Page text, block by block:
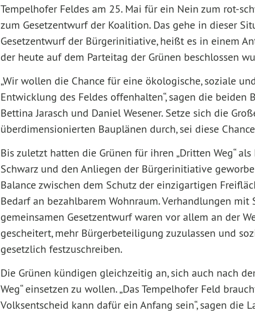
Tempelhofer Feldes am 25. Mai für ein Nein zum rot-
zum Gesetzentwurf der Koalition. Das gehe in dieser
Gesetzentwurf der Bürgerinitiative, heißt es in einem
der heute auf dem Parteitag der Grünen beschlossen
„Wir wollen die Chance für eine ökologische, soziale
Entwicklung des Feldes offenhalten“, sagen die beiden
Bettina Jarasch und Daniel Wesener. Setze sich die
überdimensionierten Bauplänen durch, sei diese
Bis zuletzt hatten die Grünen für ihren „Dritten Weg“
Schwarz und den Anliegen der Bürgerinitiative
Balance zwischen dem Schutz der einzigartigen
Bedarf an bezahlbarem Wohnraum. Verhandlungen mit
gemeinsamen Gesetzentwurf waren vor allem an der
gescheitert, mehr Bürgerbeteiligung zuzulassen und
gesetzlich festzuschreiben.
Die Grünen kündigen gleichzeitig an, sich auch nach
Weg“ einsetzen zu wollen. „Das Tempelhofer Feld
Volksentscheid kann dafür ein Anfang sein“, sagen die